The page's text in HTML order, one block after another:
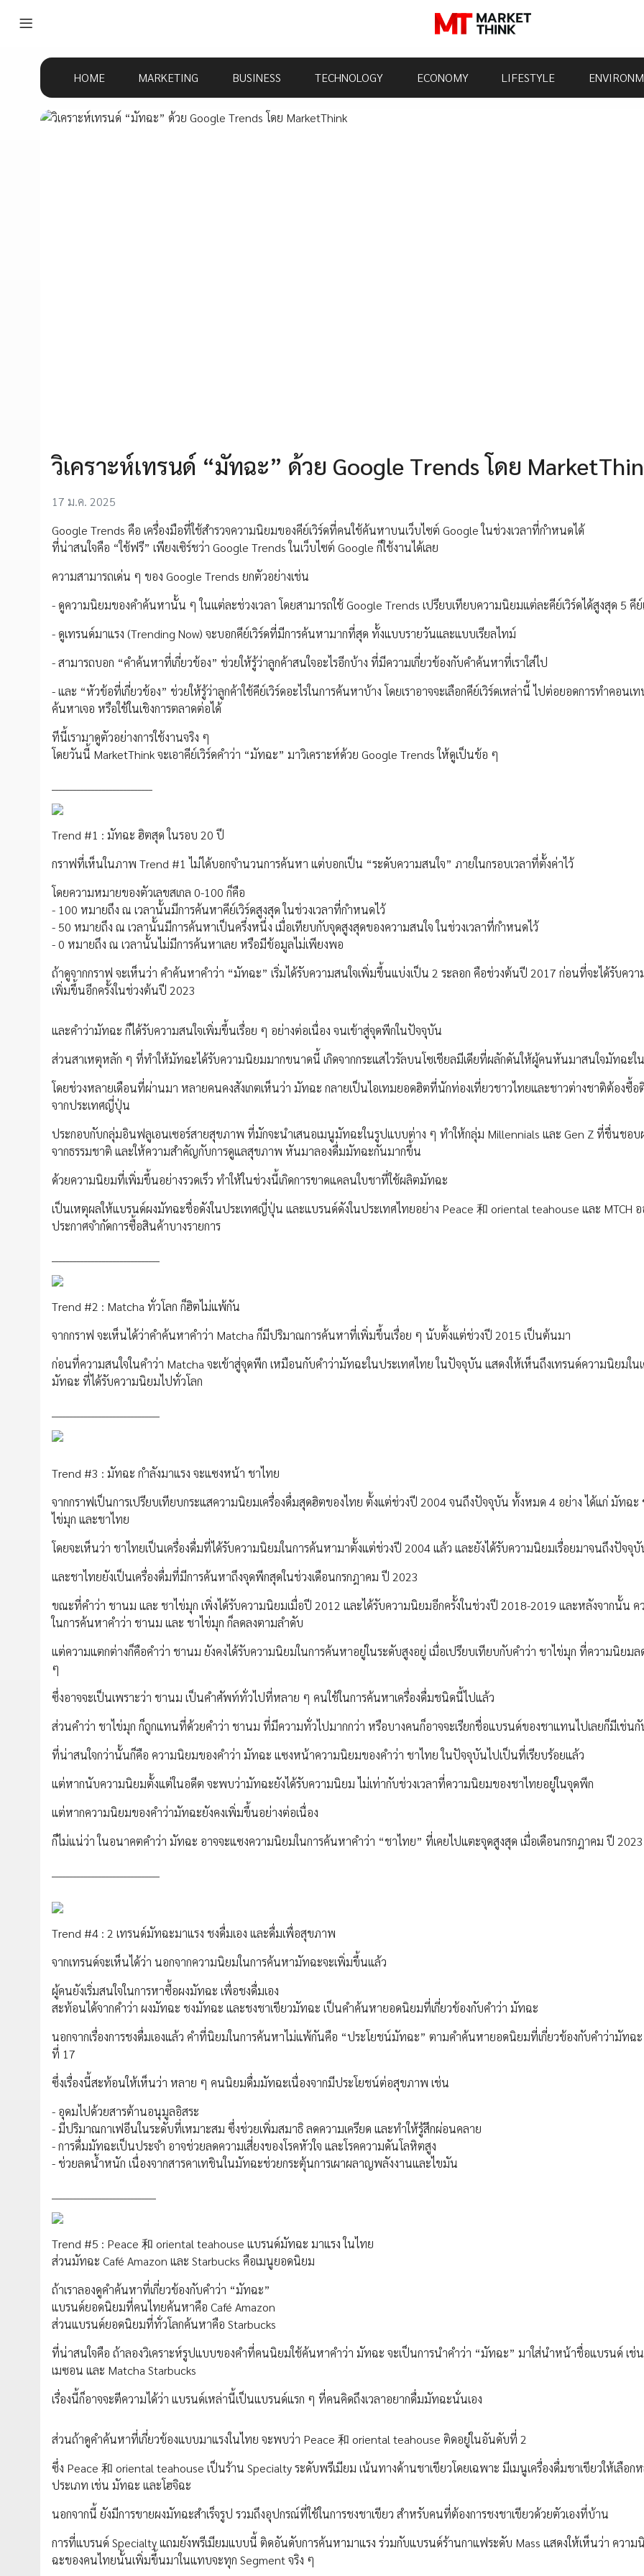
HOME MARKETING BUSINESS TECHNOLOGY ECONOMY LIFESTYLE
วิเคราะห์เทรนด์ “มัทฉะ” ด้วย Google Trends โดย
17 ม.ค. 2025
Google Trends คือ เครื่องมือที่ใช้สำรวจความนิยมของคีย์เวิร์ดที่คนใช้ค้นหาบนเว็บไซต์ Google ในช่วงเวลาที่กำหนดได้
ที่น่าสนใจคือ “ใช้ฟรี” เพียงเซิร์ชว่า Google Trends ในเว็บไซต์ Google ก็ใช้งานได้เลย
ความสามารถเด่น ๆ ของ Google Trends ยกตัวอย่างเช่น
- ดูความนิยมของคำค้นหานั้น ๆ ในแต่ละช่วงเวลา โดยสามารถใช้ Google Trends เปรียบเทียบความนิยมแต่ละคีย์เวิร์ดได้สูงสุด 5 คีย์
- ดูเทรนด์มาแรง (Trending Now) จะบอกคีย์เวิร์ดที่มีการค้นหามากที่สุด ทั้งแบบรายวันและแบบเรียลไทม์
- สามารถบอก “คำค้นหาที่เกี่ยวข้อง” ช่วยให้รู้ว่าลูกค้าสนใจอะไรอีกบ้าง ที่มีความเกี่ยวข้องกับคำค้นหาที่เราใส่ไป
- และ “หัวข้อที่เกี่ยวข้อง” ช่วยให้รู้ว่าลูกค้าใช้คีย์เวิร์ดอะไรในการค้นหาบ้าง โดยเราอาจจะเลือกคีย์เวิร์ดเหล่านี้ ไปต่อยอดการทำคอนเ
ค้นหาเจอ หรือใช้ในเชิงการตลาดต่อได้
ทีนี้เรามาดูตัวอย่างการใช้งานจริง ๆ
โดยวันนี้ MarketThink จะเอาคีย์เวิร์ดคำว่า “มัทฉะ” มาวิเคราะห์ด้วย Google Trends ให้ดูเป็นข้อ ๆ
Trend #1 : มัทฉะ ฮิตสุด ในรอบ 20 ปี
กราฟที่เห็นในภาพ Trend #1 ไม่ได้บอกจำนวนการค้นหา แต่บอกเป็น “ระดับความสนใจ” ภายในกรอบเวลาที่ตั้งค่าไว้
โดยความหมายของตัวเลขสเกล 0-100 ก็คือ
- 100 หมายถึง ณ เวลานั้นมีการค้นหาคีย์เวิร์ดสูงสุด ในช่วงเวลาที่กำหนดไว้
- 50 หมายถึง ณ เวลานั้นมีการค้นหาเป็นครึ่งหนึ่ง เมื่อเทียบกับจุดสูงสุดของความสนใจ ในช่วงเวลาที่กำหนดไว้
- 0 หมายถึง ณ เวลานั้นไม่มีการค้นหาเลย หรือมีข้อมูลไม่เพียงพอ
ถ้าดูจากกราฟ จะเห็นว่า คำค้นหาคำว่า “มัทฉะ” เริ่มได้รับความสนใจเพิ่มขึ้นแบ่งเป็น 2 ระลอก คือช่วงต้นปี 2017 ก่อนที่จะได้รับควา
เพิ่มขึ้นอีกครั้งในช่วงต้นปี 2023
และคำว่ามัทฉะ ก็ได้รับความสนใจเพิ่มขึ้นเรื่อย ๆ อย่างต่อเนื่อง จนเข้าสู่จุดพีกในปัจจุบัน
ส่วนสาเหตุหลัก ๆ ที่ทำให้มัทฉะได้รับความนิยมมากขนาดนี้ เกิดจากกระแสไวรัลบนโซเชียลมีเดียที่ผลักดันให้ผู้คนหันมาสนใจมัทฉะใน
โดยช่วงหลายเดือนที่ผ่านมา หลายคนคงสังเกตเห็นว่า มัทฉะ กลายเป็นไอเทมยอดฮิตที่นักท่องเที่ยวชาวไทยและชาวต่างชาติต้องซื้
จากประเทศญี่ปุ่น
ประกอบกับกลุ่มอินฟลูเอนเซอร์สายสุขภาพ ที่มักจะนำเสนอเมนูมัทฉะในรูปแบบต่าง ๆ ทำให้กลุ่ม Millennials และ Gen Z ที่ชื่นชอ
จากธรรมชาติ และให้ความสำคัญกับการดูแลสุขภาพ หันมาลองดื่มมัทฉะกันมากขึ้น
ด้วยความนิยมที่เพิ่มขึ้นอย่างรวดเร็ว ทำให้ในช่วงนี้เกิดการขาดแคลนใบชาที่ใช้ผลิตมัทฉะ
เป็นเหตุผลให้แบรนด์ผงมัทฉะชื่อดังในประเทศญี่ปุ่น และแบรนด์ดังในประเทศไทยอย่าง Peace 和 oriental teahouse และ MTCH
ประกาศจำกัดการซื้อสินค้าบางรายการ
Trend #2 : Matcha ทั่วโลก ก็ฮิตไม่แพ้กัน
จากกราฟ จะเห็นได้ว่าคำค้นหาคำว่า Matcha ก็มีปริมาณการค้นหาที่เพิ่มขึ้นเรื่อย ๆ นับตั้งแต่ช่วงปี 2015 เป็นต้นมา
ก่อนที่ความสนใจในคำว่า Matcha จะเข้าสู่จุดพีก เหมือนกับคำว่ามัทฉะในประเทศไทย ในปัจจุบัน แสดงให้เห็นถึงเทรนด์ความนิยมใน
มัทฉะ ที่ได้รับความนิยมไปทั่วโลก
Trend #3 : มัทฉะ กำลังมาแรง จะแซงหน้า ชาไทย
จากกราฟเป็นการเปรียบเทียบกระแสความนิยมเครื่องดื่มสุดฮิตของไทย ตั้งแต่ช่วงปี 2004 จนถึงปัจจุบัน ทั้งหมด 4 อย่าง ได้แก่ มัทฉ
ไข่มุก และชาไทย
โดยจะเห็นว่า ชาไทยเป็นเครื่องดื่มที่ได้รับความนิยมในการค้นหามาตั้งแต่ช่วงปี 2004 แล้ว และยังได้รับความนิยมเรื่อยมาจนถึงปัจจุบั
และชาไทยยังเป็นเครื่องดื่มที่มีการค้นหาถึงจุดพีกสุดในช่วงเดือนกรกฎาคม ปี 2023
ขณะที่คำว่า ชานม และ ชาไข่มุก เพิ่งได้รับความนิยมเมื่อปี 2012 และได้รับความนิยมอีกครั้งในช่วงปี 2018-2019 และหลังจากนั้น
ในการค้นหาคำว่า ชานม และ ชาไข่มุก ก็ลดลงตามลำดับ
แต่ความแตกต่างก็คือคำว่า ชานม ยังคงได้รับความนิยมในการค้นหาอยู่ในระดับสูงอยู่ เมื่อเปรียบเทียบกับคำว่า ชาไข่มุก ที่ความนิยมล
ๆ
ซึ่งอาจจะเป็นเพราะว่า ชานม เป็นคำศัพท์ทั่วไปที่หลาย ๆ คนใช้ในการค้นหาเครื่องดื่มชนิดนี้ไปแล้ว
ส่วนคำว่า ชาไข่มุก ก็ถูกแทนที่ด้วยคำว่า ชานม ที่มีความทั่วไปมากกว่า หรือบางคนก็อาจจะเรียกชื่อแบรนด์ของชาแทนไปเลยก็มีเช่นกั
ที่น่าสนใจกว่านั้นก็คือ ความนิยมของคำว่า มัทฉะ แซงหน้าความนิยมของคำว่า ชาไทย ในปัจจุบันไปเป็นที่เรียบร้อยแล้ว
แต่หากนับความนิยมตั้งแต่ในอดีต จะพบว่ามัทฉะยังได้รับความนิยม ไม่เท่ากับช่วงเวลาที่ความนิยมของชาไทยอยู่ในจุดพีก
แต่หากความนิยมของคำว่ามัทฉะยังคงเพิ่มขึ้นอย่างต่อเนื่อง
ก็ไม่แน่ว่า ในอนาคตคำว่า มัทฉะ อาจจะแซงความนิยมในการค้นหาคำว่า “ชาไทย” ที่เคยไปแตะจุดสูงสุด เมื่อเดือนกรกฎาคม ปี 2023
Trend #4 : 2 เทรนด์มัทฉะมาแรง ชงดื่มเอง และดื่มเพื่อสุขภาพ
จากเทรนด์จะเห็นได้ว่า นอกจากความนิยมในการค้นหามัทฉะจะเพิ่มขึ้นแล้ว
ผู้คนยังเริ่มสนใจในการหาซื้อผงมัทฉะ เพื่อชงดื่มเอง
สะท้อนได้จากคำว่า ผงมัทฉะ ชงมัทฉะ และชงชาเขียวมัทฉะ เป็นคำค้นหายอดนิยมที่เกี่ยวข้องกับคำว่า มัทฉะ
นอกจากเรื่องการชงดื่มเองแล้ว คำที่นิยมในการค้นหาไม่แพ้กันคือ “ประโยชน์มัทฉะ” ตามคำค้นหายอดนิยมที่เกี่ยวข้องกับคำว่ามัทฉ
ที่ 17
ซึ่งเรื่องนี้สะท้อนให้เห็นว่า หลาย ๆ คนนิยมดื่มมัทฉะเนื่องจากมีประโยชน์ต่อสุขภาพ เช่น
- อุดมไปด้วยสารต้านอนุมูลอิสระ
- มีปริมาณกาเฟอีนในระดับที่เหมาะสม ซึ่งช่วยเพิ่มสมาธิ ลดความเครียด และทำให้รู้สึกผ่อนคลาย
- การดื่มมัทฉะเป็นประจำ อาจช่วยลดความเสี่ยงของโรคหัวใจ และโรคความดันโลหิตสูง
- ช่วยลดน้ำหนัก เนื่องจากสารคาเทชินในมัทฉะช่วยกระตุ้นการเผาผลาญพลังงานและไขมัน
Trend #5 : Peace 和 oriental teahouse แบรนด์มัทฉะ มาแรง ในไทย
ส่วนมัทฉะ Café Amazon และ Starbucks คือเมนูยอดนิยม
ถ้าเราลองดูคำค้นหาที่เกี่ยวข้องกับคำว่า “มัทฉะ”
แบรนด์ยอดนิยมที่คนไทยค้นหาคือ Café Amazon
ส่วนแบรนด์ยอดนิยมที่ทั่วโลกค้นหาคือ Starbucks
ที่น่าสนใจคือ ถ้าลองวิเคราะห์รูปแบบของคำที่คนนิยมใช้ค้นหาคำว่า มัทฉะ จะเป็นการนำคำว่า “มัทฉะ” มาใส่นำหน้าชื่อแบรนด์ เช่
เมซอน และ Matcha Starbucks
เรื่องนี้ก็อาจจะตีความได้ว่า แบรนด์เหล่านี้เป็นแบรนด์แรก ๆ ที่คนคิดถึงเวลาอยากดื่มมัทฉะนั่นเอง
ส่วนถ้าดูคำค้นหาที่เกี่ยวข้องแบบมาแรงในไทย จะพบว่า Peace 和 oriental teahouse ติดอยู่ในอันดับที่ 2
ซึ่ง Peace 和 oriental teahouse เป็นร้าน Specialty ระดับพรีเมียม เน้นทางด้านชาเขียวโดยเฉพาะ มีเมนูเครื่องดื่มชาเขียวให้เลือก
ประเภท เช่น มัทฉะ และโฮจิฉะ
นอกจากนี้ ยังมีการขายผงมัทฉะสำเร็จรูป รวมถึงอุปกรณ์ที่ใช้ในการชงชาเขียว สำหรับคนที่ต้องการชงชาเขียวด้วยตัวเองที่บ้าน
การที่แบรนด์ Specialty แถมยังพรีเมียมแบบนี้ ติดอันดับการค้นหามาแรง ร่วมกับแบรนด์ร้านกาแฟระดับ Mass แสดงให้เห็นว่า ควา
ฉะของคนไทยนั้นเพิ่มขึ้นมาในแทบจะทุก Segment จริง ๆ